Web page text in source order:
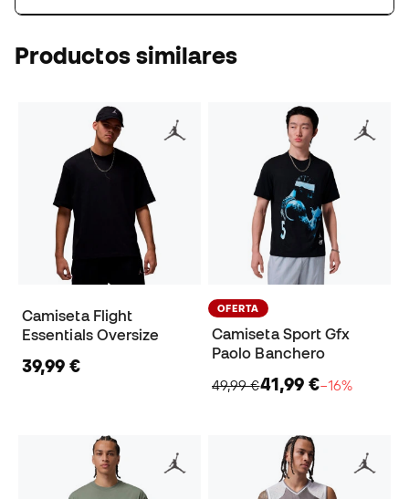
Productos similares
Camiseta Flight
Essentials Oversize
39,99 €
OFERTA
Camiseta Sport Gfx
Paolo Banchero
49,99 €41,99 €−16%